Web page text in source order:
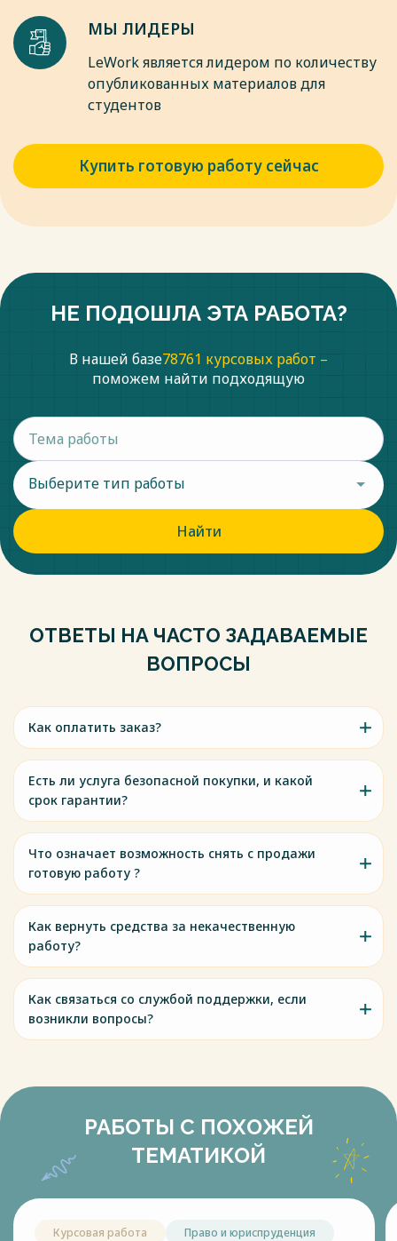
МЫ ЛИДЕРЫ
LeWork является лидером по количеству
опубликованных материалов для
студентов
Купить готовую работу сейчас
НЕ ПОДОШЛА ЭТА РАБОТА?
В нашей базе78761 курсовых работ –
поможем найти подходящую
Выберите тип работы
Найти
ОТВЕТЫ НА ЧАСТО ЗАДАВАЕМЫЕ
ВОПРОСЫ
Как оплатить заказ?
Есть ли услуга безопасной покупки, и какой
срок гарантии?
Что означает возможность снять с продажи
готовую работу ?
Как вернуть средства за некачественную
работу?
Как связаться со службой поддержки, если
возникли вопросы?
РАБОТЫ С ПОХОЖЕЙ
ТЕМАТИКОЙ
Курсовая работа Право и юриспруденция